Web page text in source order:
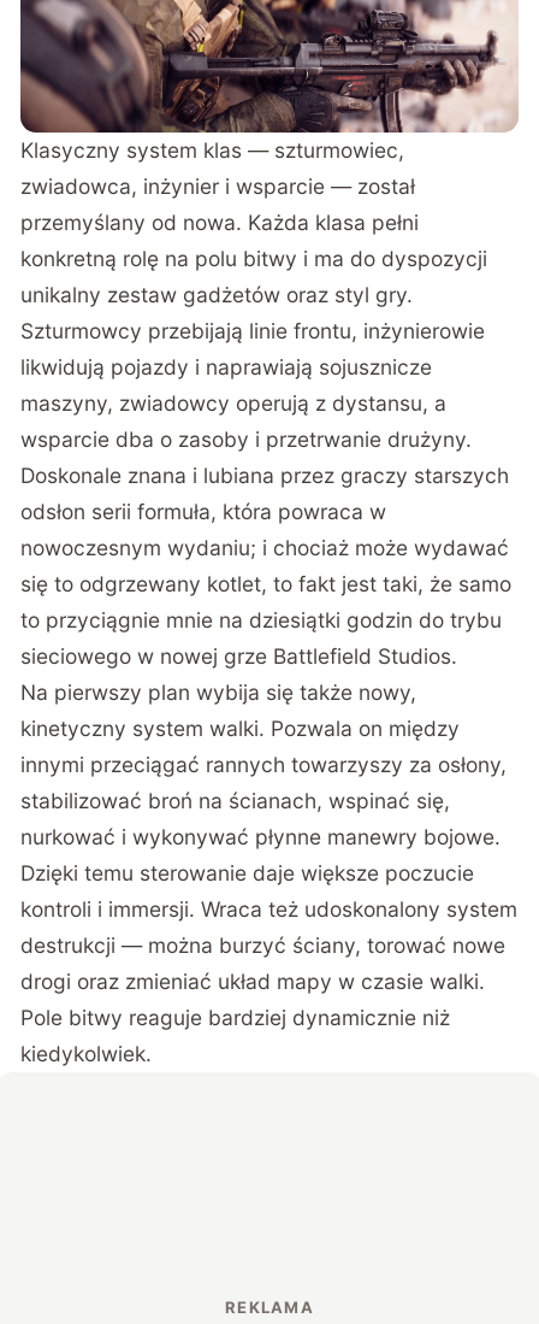
Klasyczny system klas — szturmowiec,
zwiadowca, inżynier i wsparcie — został
przemyślany od nowa. Każda klasa pełni
konkretną rolę na polu bitwy i ma do dyspozycji
unikalny zestaw gadżetów oraz styl gry.
Szturmowcy przebijają linie frontu, inżynierowie
likwidują pojazdy i naprawiają sojusznicze
maszyny, zwiadowcy operują z dystansu, a
wsparcie dba o zasoby i przetrwanie drużyny.
Doskonale znana i lubiana przez graczy starszych
odsłon serii formuła, która powraca w
nowoczesnym wydaniu; i chociaż może wydawać
się to odgrzewany kotlet, to fakt jest taki, że samo
to przyciągnie mnie na dziesiątki godzin do trybu
sieciowego w nowej grze Battlefield Studios.
Na pierwszy plan wybija się także nowy,
kinetyczny system walki. Pozwala on między
innymi przeciągać rannych towarzyszy za osłony,
stabilizować broń na ścianach, wspinać się,
nurkować i wykonywać płynne manewry bojowe.
Dzięki temu sterowanie daje większe poczucie
kontroli i immersji. Wraca też udoskonalony system
destrukcji — można burzyć ściany, torować nowe
drogi oraz zmieniać układ mapy w czasie walki.
Pole bitwy reaguje bardziej dynamicznie niż
kiedykolwiek.